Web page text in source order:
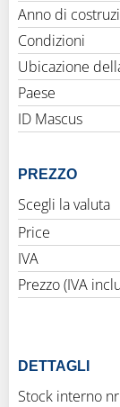
Anno di
Condizioni
Ubicazione
Paese
ID Mascus
PREZZO
Scegli la valuta
Price
IVA
Prezzo (IVA
DETTAGLI
Stock interno